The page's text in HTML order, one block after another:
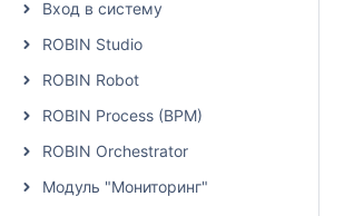
Вход в систему
ROBIN Studio
ROBIN Robot
ROBIN Process (BPM)
ROBIN Orchestrator
Модуль "Мониторинг"